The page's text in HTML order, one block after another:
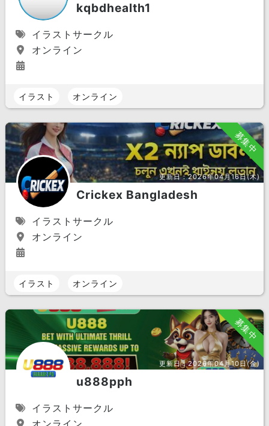
kqbdhealth1
イラストサークル
オンライン
イラスト オンライン
募集中
更新日：2026年04月16日(木)
Crickex Bangladesh
イラストサークル
オンライン
イラスト オンライン
募集中
更新日：2026年04月10日(金)
u888pph
イラストサークル
オンライン